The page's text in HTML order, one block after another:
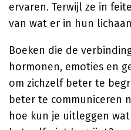
ervaren. Terwijl ze in
van wat er in hun
Boeken die de
hormonen, emoties en
om zichzelf beter te
beter te communiceren
hoe kun je uitleggen